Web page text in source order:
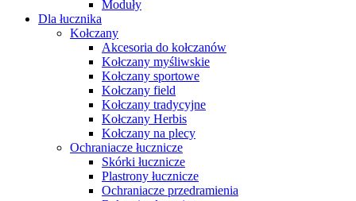
Moduły
Dla łucznika
Kołczany
Akcesoria do kołczanów
Kołczany myśliwskie
Kołczany sportowe
Kołczany field
Kołczany tradycyjne
Kołczany Herbis
Kołczany na plecy
Ochraniacze łucznicze
Skórki łucznicze
Plastrony łucznicze
Ochraniacze przedramienia